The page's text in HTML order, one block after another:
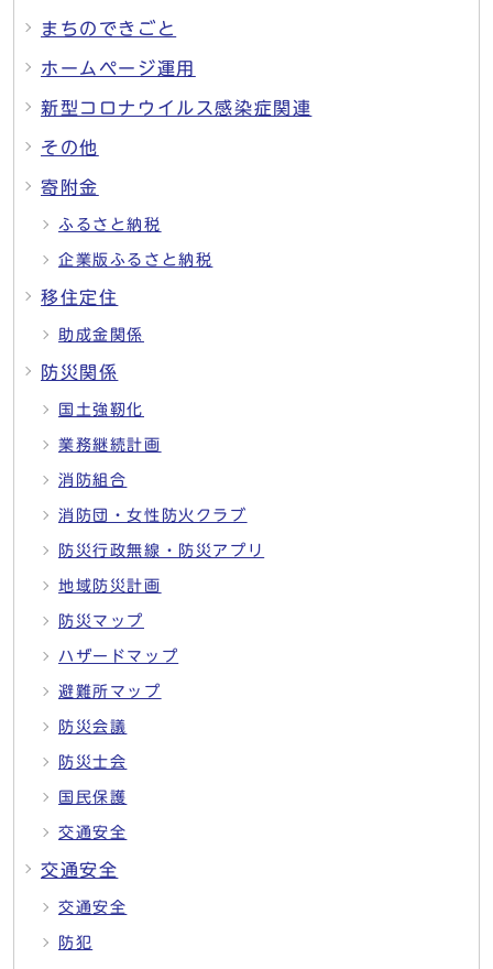
まちのできごと
ホームページ運用
新型コロナウイルス感染症関連
その他
寄附金
ふるさと納税
企業版ふるさと納税
移住定住
助成金関係
防災関係
国土強靭化
業務継続計画
消防組合
消防団・女性防火クラブ
防災行政無線・防災アプリ
地域防災計画
防災マップ
ハザードマップ
避難所マップ
防災会議
防災士会
国民保護
交通安全
交通安全
交通安全
防犯